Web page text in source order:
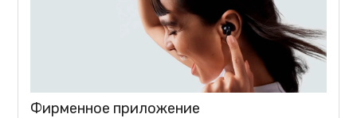
Фирменное приложение